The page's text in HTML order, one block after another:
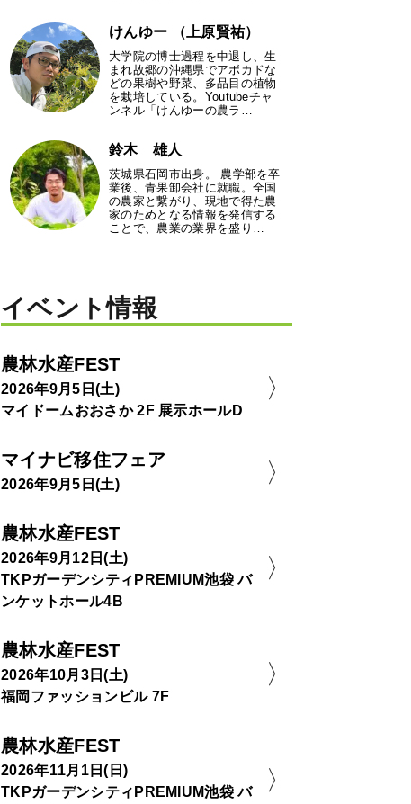
けんゆー （上原賢祐）
大学院の博士過程を中退し、生
まれ故郷の沖縄県でアボカドな
どの果樹や野菜、多品目の植物
を栽培している。Youtubeチャ
ンネル「けんゆーの農ラ…
鈴木 雄人
茨城県石岡市出身。 農学部を卒
業後、青果卸会社に就職。全国
の農家と繋がり、現地で得た農
家のためとなる情報を発信する
ことで、農業の業界を盛り…
イベント情報
農林水産FEST
2026年9月5日(土)
マイドームおおさか 2F 展示ホールD
マイナビ移住フェア
2026年9月5日(土)
農林水産FEST
2026年9月12日(土)
TKPガーデンシティPREMIUM池袋 バ
ンケットホール4B
農林水産FEST
2026年10月3日(土)
福岡ファッションビル 7F
農林水産FEST
2026年11月1日(日)
TKPガーデンシティPREMIUM池袋 バ